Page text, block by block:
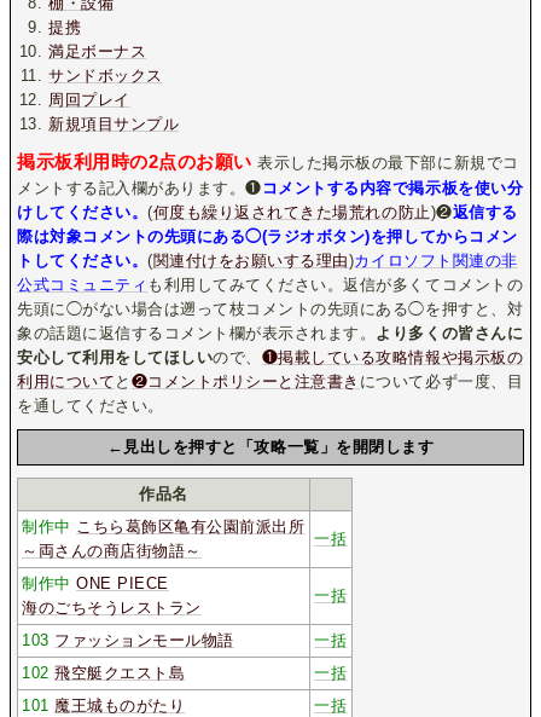
提携
満足ボーナス
サンドボックス
周回プレイ
新規項目サンプル
掲示板利用時の2点のお願い 表示した掲示板の最下部に新規でコ
メントする記入欄があります。❶ コメントする内容で掲示板を使い分
けしてください。(何度も繰り返されてきた場荒れの防止)❷返信する
際は対象コメントの先頭にある◯(ラジオボタン)を押してからコメン
トしてください。(関連付けをお願いする理由)カイロソフト関連の非
公式コミュニティ も利用してみてください。返信が多くてコメントの
先頭に◯がない場合は遡って枝コメントの先頭にある◯を押すと、対
象の話題に返信するコメント欄が表示されます。 より多くの皆さんに
安心して利用をしてほしいので、 ❶掲載している攻略情報や掲示板の
利用について と ❷コメントポリシーと注意書き について必ず一度、目
を通してください。
←見出しを押すと「攻略一覧」を開閉します
作品名
制作中 こちら葛飾区亀有公園前派出所
～両さんの商店街物語～
一括
制作中 ONE PIECE
海のごちそうレストラン
一括
103 ファッションモール物語
一括
102 飛空艇クエスト島
一括
101 魔王城ものがたり
一括